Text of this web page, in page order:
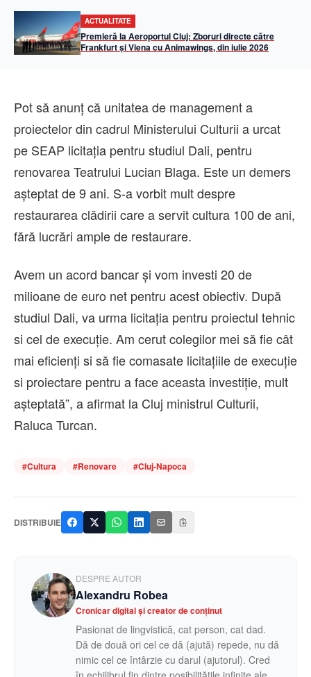
ACTUALITATE
Premieră la Aeroportul Cluj: Zboruri directe către
Frankfurt și Viena cu Animawings, din iulie 2026
Pot să anunț că unitatea de management a
proiectelor din cadrul Ministerului Culturii a urcat
pe SEAP licitația pentru studiul Dali, pentru
renovarea Teatrului Lucian Blaga. Este un demers
așteptat de 9 ani. S-a vorbit mult despre
restaurarea clădirii care a servit cultura 100 de ani,
fără lucrări ample de restaurare.
Avem un acord bancar și vom investi 20 de
milioane de euro net pentru acest obiectiv. După
studiul Dali, va urma licitația pentru proiectul tehnic
si cel de execuție. Am cerut colegilor mei să fie cât
mai eficienți si să fie comasate licitațiile de execuție
si proiectare pentru a face aceasta investiție, mult
așteptată”, a afirmat la Cluj ministrul Culturii,
Raluca Turcan.
#Cultura #Renovare #Cluj-Napoca
DISTRIBUIE
DESPRE AUTOR
Alexandru Robea
Cronicar digital și creator de conținut
Pasionat de lingvistică, cat person, cat dad.
Dă de două ori cel ce dă (ajută) repede, nu dă
nimic cel ce întârzie cu darul (ajutorul). Cred